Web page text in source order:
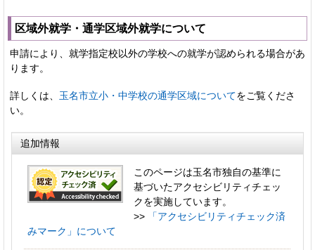
区域外就学・通学区域外就学について
申請により、就学指定校以外の学校への就学が認められる場合があ
ります。
詳しくは、 玉名市立小・中学校の通学区域についてをご覧くださ
い。
追加情報
このページは玉名市独自の基準に
基づいたアクセシビリティチェッ
クを実施しています。
>>
「アクセシビリティチェック済
みマーク」について